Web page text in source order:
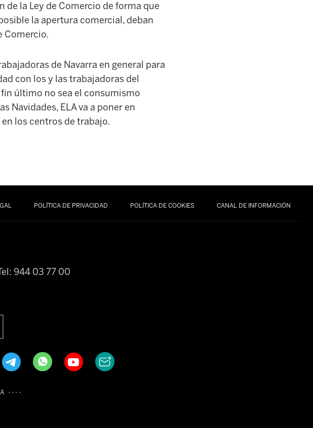
la Ley de Comercio de forma que
la apertura comercial, deban
Comercio.
de Navarra en general para
con los y las trabajadoras del
último no sea el consumismo
Navidades, ELA va a poner en
los centros de trabajo.
POLÍTICA DE PRIVACIDAD POLÍTICA DE COOKIES CANAL DE INFORMACIÓN
944 03 77 00
----